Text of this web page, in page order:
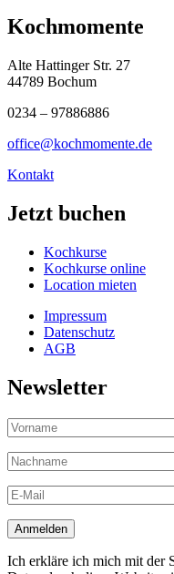
Kochmomente
Alte Hattinger Str. 27
44789 Bochum
0234 – 97886886
office@kochmomente.de
Kontakt
Jetzt buchen
Kochkurse
Kochkurse online
Location mieten
Impressum
Datenschutz
AGB
Newsletter
Ich erkläre ich mich mit der